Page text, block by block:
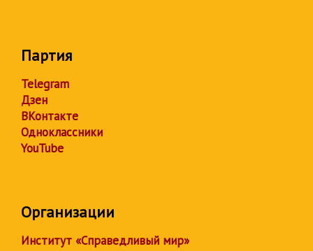
Партия
Telegram
Дзен
ВКонтакте
Одноклассники
YouTube
Организации
Институт «Справедливый мир»